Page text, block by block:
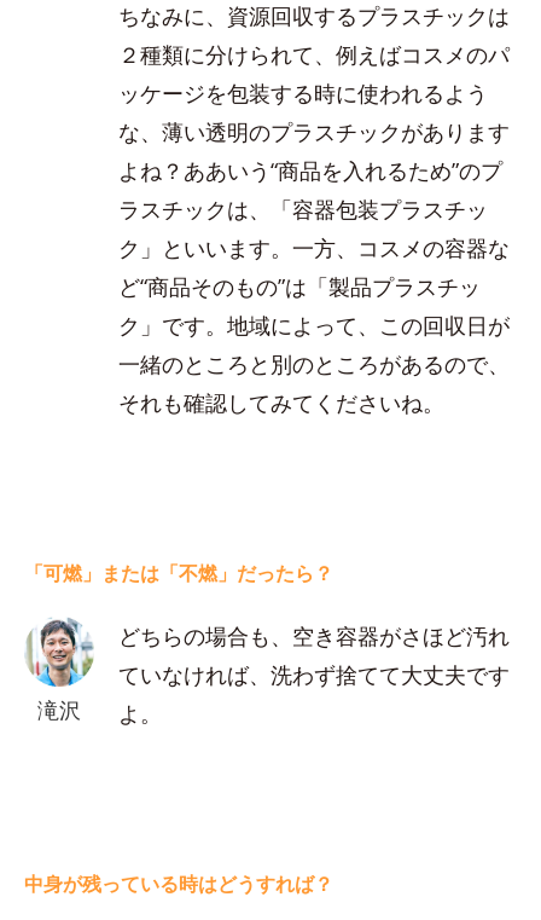
ちなみに、資源回収するプラスチックは
２種類に分けられて、例えばコスメのパ
ッケージを包装する時に使われるよう
な、薄い透明のプラスチックがあります
よね？ああいう“商品を入れるため”のプ
ラスチックは、「容器包装プラスチッ
ク」といいます。一方、コスメの容器な
ど“商品そのもの”は「製品プラスチッ
ク」です。地域によって、この回収日が
一緒のところと別のところがあるので、
それも確認してみてくださいね。
「可燃」または「不燃」だったら？
滝沢
どちらの場合も、空き容器がさほど汚れ
ていなければ、洗わず捨てて大丈夫です
よ。
中身が残っている時はどうすれば？